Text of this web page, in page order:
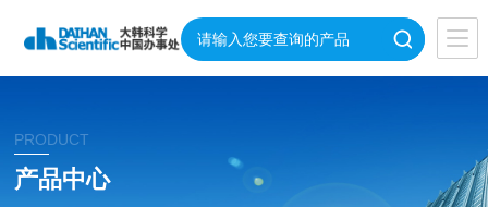
PRODUCT
产品中心